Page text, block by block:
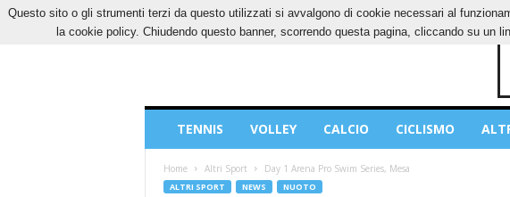
VENERDÌ, 7 AGOSTO 2026 CONTATTI COOKIES PRIVACY POLICY
Sport
TENNIS VOLLEY CALCIO CICLISMO
Home Altri Sport Day 1 Arena Pro Swim Series, Mesa
ALTRI SPORT NEWS NUOTO
Questo sito o gli strumenti terzi da questo utilizzati si avvalgono di cookie necessari al
la cookie policy. Chiudendo questo banner, scorrendo questa pagina, cliccando su